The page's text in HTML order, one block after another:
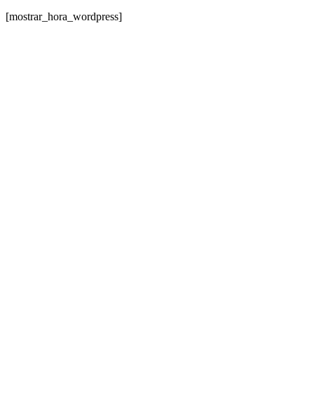
[mostrar_hora_wordpress]